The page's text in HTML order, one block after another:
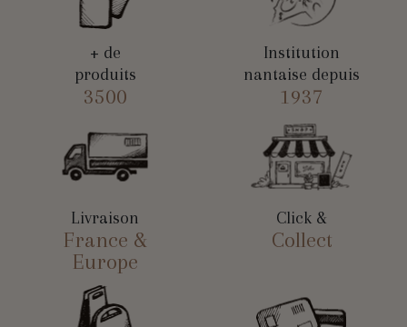
+ de
produits
3500
Institution
nantaise depuis
1937
Livraison
France &
Europe
Click &
Collect